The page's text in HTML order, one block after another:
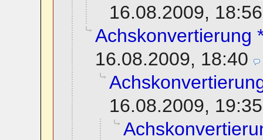
16.08.2009, 18:56
Achskonvertierung
16.08.2009, 18:40
16.08.2009, 19:35